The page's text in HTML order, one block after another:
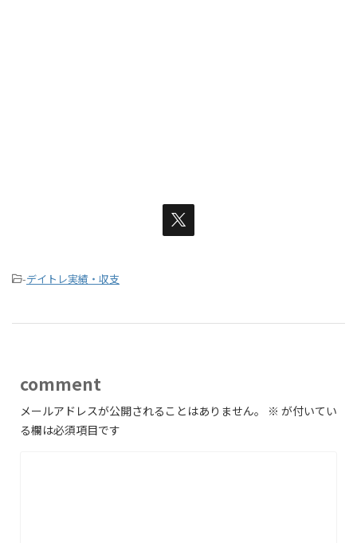
-デイトレ実績・収支
comment
メールアドレスが公開されることはありません。 ※ が付いてい
る欄は必須項目です